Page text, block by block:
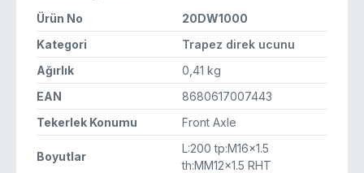
Ürün No
20DW1000
Kategori
Trapez direk ucunu
Ağırlık
0,41 kg
EAN
8680617007443
Tekerlek Konumu
Front Axle
Boyutlar
L:200 tp:M16x1.5
th:MM12x1.5 RHT